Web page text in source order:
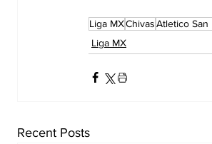
Liga MXChivasAtletico San
Liga MX
Recent Posts